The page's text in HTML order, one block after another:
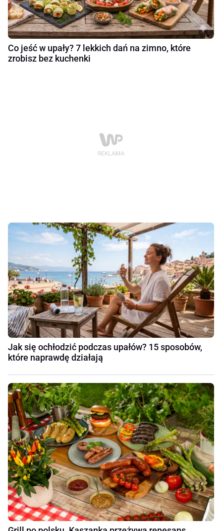
Co jeść w upały? 7 lekkich dań na zimno, które
zrobisz bez kuchenki
Jak się ochłodzić podczas upałów? 15 sposobów,
które naprawdę działają